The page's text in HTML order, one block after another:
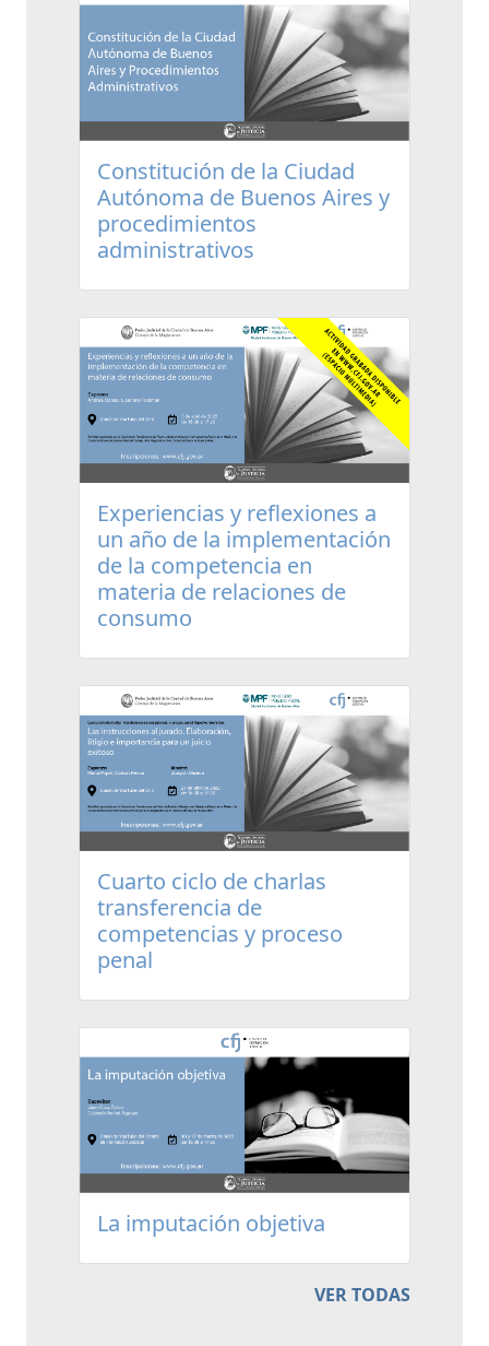
Constitución de la Ciudad
Autónoma de Buenos Aires y
procedimientos
administrativos
Experiencias y reflexiones a
un año de la implementación
de la competencia en
materia de relaciones de
consumo
Cuarto ciclo de charlas
transferencia de
competencias y proceso
penal
La imputación objetiva
VER TODAS